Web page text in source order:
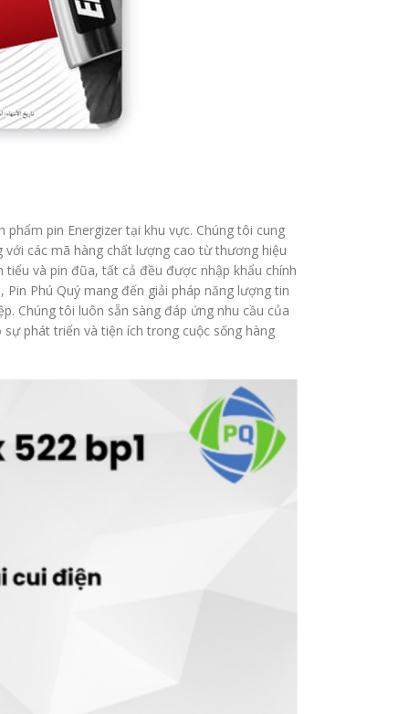
pin Energizer tại khu vực. Chúng tôi cung
các mã hàng chất lượng cao từ thương hiệu
tiểu và pin đũa, tất cả đều được nhập khẩu chính
Phú Quý mang đến giải pháp năng lượng tin
Chúng tôi luôn sẵn sàng đáp ứng nhu cầu của
phát triển và tiện ích trong cuộc sống hàng